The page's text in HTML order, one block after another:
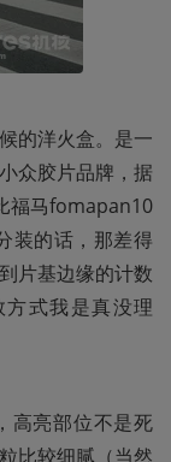
的洋火盒。是一
众胶片品牌，据
福马fomapan10
装的话，那差得
片基边缘的计数
式我是真没理
高亮部位不是死
比较细腻（当然